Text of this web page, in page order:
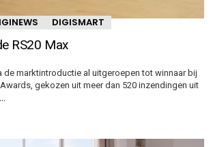
DIGISMART
RS20 Max
de marktintroductie al uitgeroepen tot winnaar bij
gekozen uit meer dan 520 inzendingen uit